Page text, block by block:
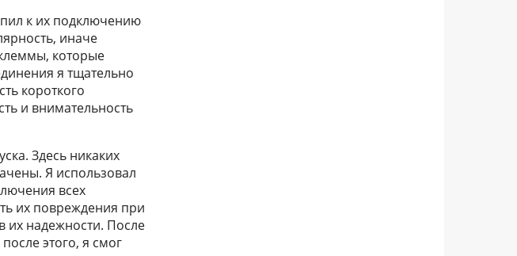
к их подключению
иначе
которые
я тщательно
короткого
и внимательность
Здесь никаких
Я использовал
всех
их повреждения при
их надежности. После
этого, я смог